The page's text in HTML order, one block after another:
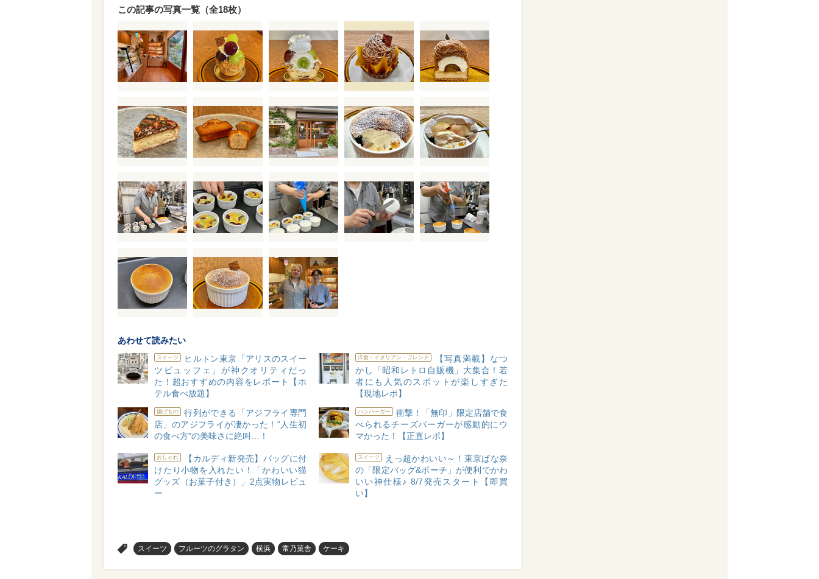
この記事の写真一覧（全18枚）
あわせて読みたい
スイーツ
ヒルトン東京「アリスのスイー
ツビュッフェ」が神クオリティだっ
た！超おすすめの内容をレポート【ホ
テル食べ放題】
洋食・イタリアン・フレンチ
【写真満載】なつ
かし「昭和レトロ自販機」大集合！若
者にも人気のスポットが楽しすぎた
【現地レポ】
揚げもの
行列ができる「アジフライ専門
店」のアジフライが凄かった！“人生初
の食べ方”の美味さに絶叫…！
ハンバーガー
衝撃！「無印」限定店舗で食
べられるチーズバーガーが感動的にウ
マかった！【正直レポ】
おしゃれ
【カルディ新発売】バッグに付
けたり小物を入れたい！「かわいい猫
グッズ（お菓子付き）」2点実物レビュ
ー
スイーツ
えっ超かわいい～！東京ばな奈
の「限定バッグ&ポーチ」が便利でかわ
いい神仕様♪ 8/7発売スタート【即買
い】
スイーツ フルーツのグラタン 横浜 常乃菓舎 ケーキ